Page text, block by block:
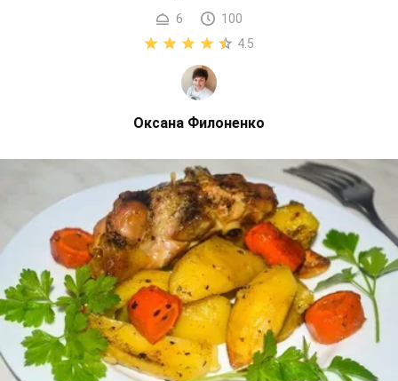
6
100
4.5
Оксана Филоненко